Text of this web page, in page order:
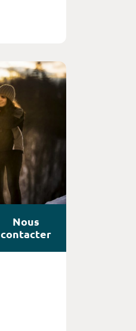
Nous
contacter